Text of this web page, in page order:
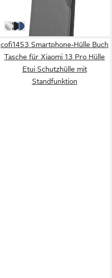
in 4-5 Werktagen bei dir
Silber
Schwarz
Dunkelblau
cofi1453 Smartphone-Hülle Buch
Tasche für Xiaomi 13 Pro Hülle
Etui Schutzhülle mit
Standfunktion